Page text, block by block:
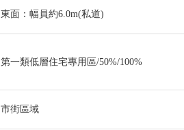
東面：幅員約6.0m(私道)
第一類低層住宅專用區/50%/100%
市街區域